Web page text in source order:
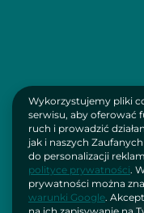
Wykorzystujemy pliki
serwisu, aby oferować
ruch i prowadzić
jak i naszych
do personalizacji
polityce prywatności.
prywatności można
warunki Google.